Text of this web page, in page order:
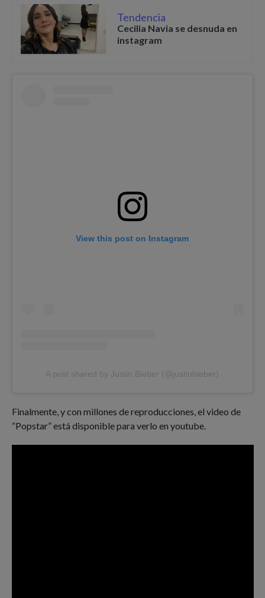
Tendencia
Cecilia Navia se desnuda en
instagram
View this post on Instagram
A post shared by Justin Bieber (@justinbieber)
Finalmente, y con millones de reproducciones, el video de
“Popstar” está disponible para verlo en youtube.